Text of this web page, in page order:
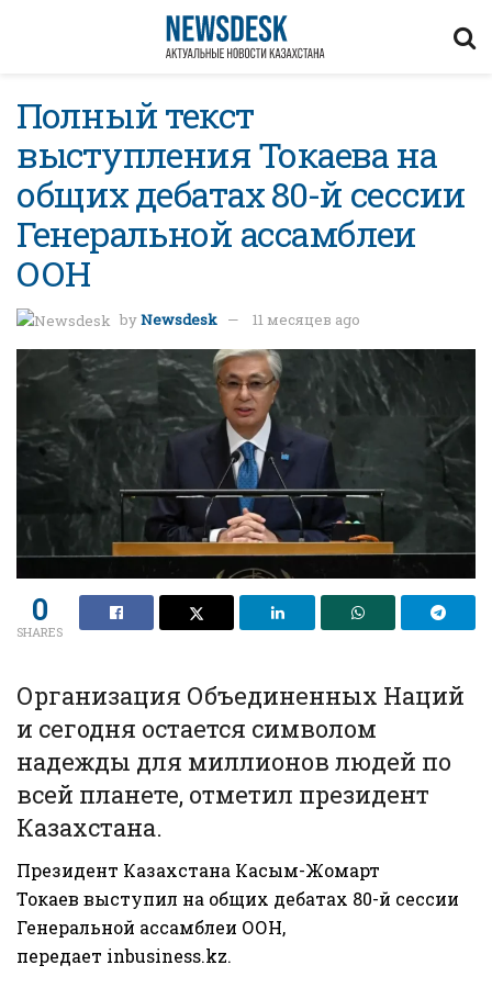
Полный текст
выступления Токаева на
общих дебатах 80-й сессии
Генеральной ассамблеи
ООН
byNewsdesk 11 месяцев ago
0
SHARES
Организация Объединенных Наций
и сегодня остается символом
надежды для миллионов людей по
всей планете, отметил президент
Казахстана.
Президент Казахстана Касым-Жомарт
Токаев выступил на общих дебатах 80-й сессии
Генеральной ассамблеи ООН,
передает inbusiness.kz.